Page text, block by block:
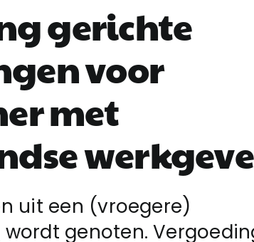
gerichte
voor
met
uit een (vroegere)
genoten.